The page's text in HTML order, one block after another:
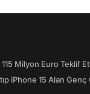
Milyon Euro Teklif
iPhone 15 Alan